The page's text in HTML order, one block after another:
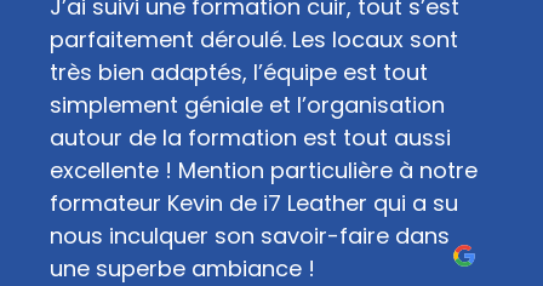
J’ai suivi une formation cuir, tout s’est
parfaitement déroulé. Les locaux sont
très bien adaptés, l’équipe est tout
simplement géniale et l’organisation
autour de la formation est tout aussi
excellente ! Mention particulière à notre
formateur Kevin de i7 Leather qui a su
nous inculquer son savoir-faire dans
une superbe ambiance !